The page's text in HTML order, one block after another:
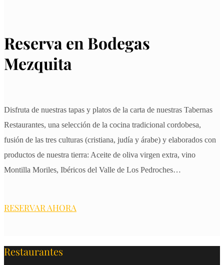
Reserva en Bodegas
Mezquita
Disfruta de nuestras tapas y platos de la carta de nuestras Tabernas
Restaurantes, una selección de la cocina tradicional cordobesa,
fusión de las tres culturas (cristiana, judía y árabe) y elaborados con
productos de nuestra tierra: Aceite de oliva virgen extra, vino
Montilla Moriles, Ibéricos del Valle de Los Pedroches…
RESERVAR AHORA
Restaurantes